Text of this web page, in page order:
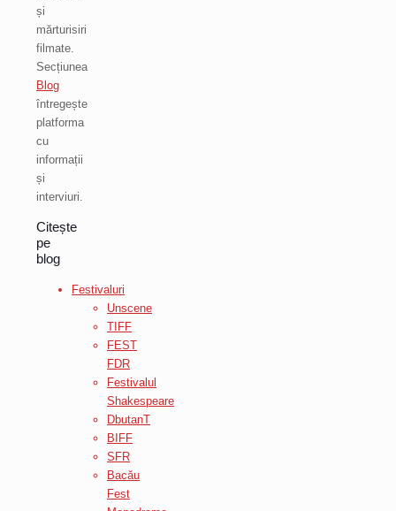
și
mărturisiri
filmate.
Secțiunea
Blog
întregește
platforma
cu
informații
și
interviuri.
Citește
pe
blog
Festivaluri
Unscene
TIFF
FEST
FDR
Festivalul
Shakespeare
DbutanT
BIFF
SFR
Bacău
Fest